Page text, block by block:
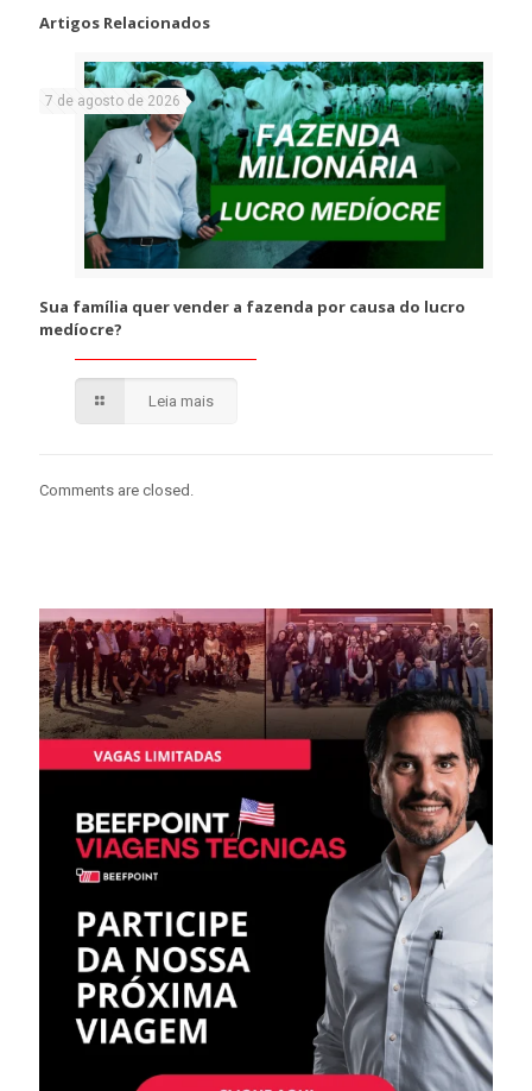
Artigos Relacionados
7 de agosto de 2026
Sua família quer vender a fazenda por causa do lucro
medíocre?
Leia mais
Comments are closed.